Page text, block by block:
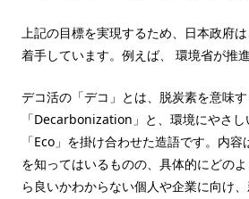
上記の目標を実現するため、日本政府
着手しています。例えば、 環境省が推
デコ活の「デコ」とは、脱炭素を意味
「Decarbonization」と、環境にやさ
「Eco」を掛け合わせた造語です。内
を知ってはいるものの、具体的にどの
ら良いかわからない個人や企業に向け